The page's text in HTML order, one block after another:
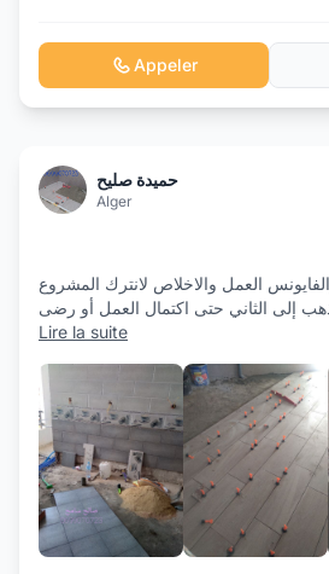
Appeler
حميدة صليح
Alger
العمل والاخلاص لانترك المشروع
إلى الثاني حتى اكتمال العمل أو رضى
Lire la suite